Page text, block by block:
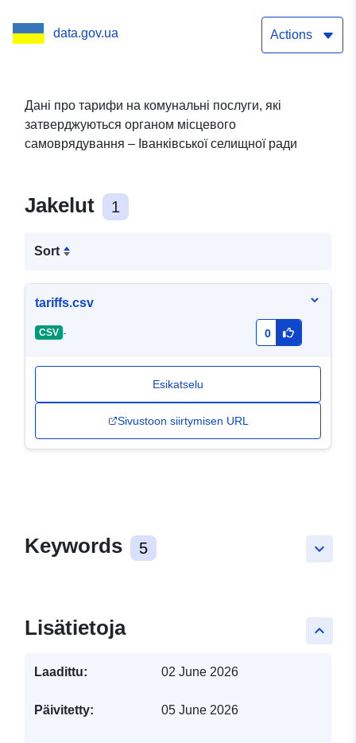
самоврядування
data.gov.ua Actions
Дані про тарифи на комунальні послуги, які
затверджуються органом місцевого
самоврядування – Іванківської селищної ради
Jakelut 1
Sort
tariffs.csv
CSV - 0
Esikatselu
Sivustoon siirtymisen URL
keyboard_arrow_down
Keywords 5
keyboard_arrow_up
Lisätietoja
Laadittu: 02 June 2026
Päivitetty: 05 June 2026